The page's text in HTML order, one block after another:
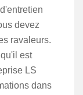
devez
ravaleurs.
est
LS
dans